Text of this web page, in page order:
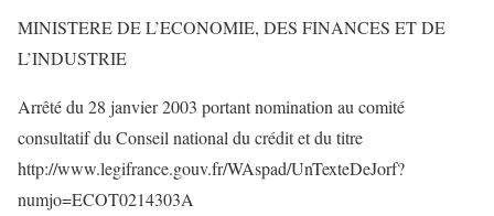
MINISTERE DE L’ECONOMIE, DES FINANCES ET DE
L’INDUSTRIE
Arrêté du 28 janvier 2003 portant nomination au comité
consultatif du Conseil national du crédit et du titre
http://www.legifrance.gouv.fr/WAspad/UnTexteDeJorf?
numjo=ECOT0214303A